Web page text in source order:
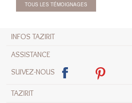
TOUS LES TÉMOIGNAGES
INFOS TAZIRIT
ASSISTANCE
SUIVEZ-NOUS
TAZIRIT